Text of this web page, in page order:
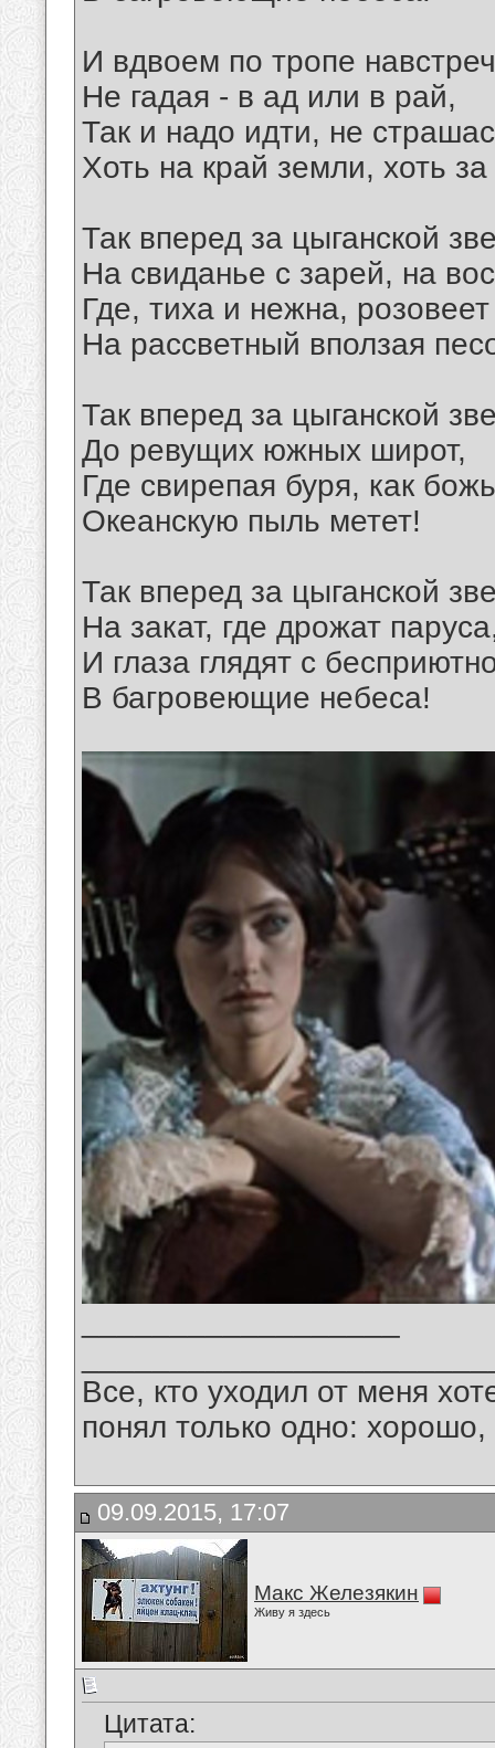
И вдвоем по тропе
Не гадая - в ад или в рай,
Так и надо идти, не
Хоть на край земли, хоть за
Так вперед за цыганской
На свиданье с зарей, на
Где, тиха и нежна,
На рассветный вползая
Так вперед за цыганской
До ревущих южных широт,
Где свирепая буря, как
Океанскую пыль метет!
Так вперед за цыганской
На закат, где дрожат
И глаза глядят с
В багровеющие небеса!
Все, кто уходил от меня
понял только одно:
09.09.2015, 17:07
Макс Железякин
Живу я здесь
Цитата: